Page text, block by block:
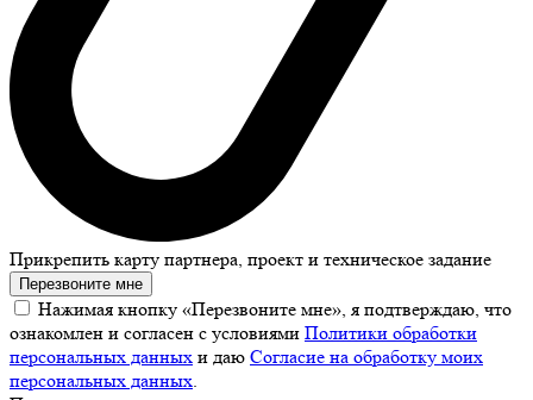
Прикрепить карту партнера, проект и техническое задание
Перезвоните мне
Нажимая кнопку «Перезвоните мне», я подтверждаю, что
ознакомлен и согласен с условиями Политики обработки
персональных данных и даю Согласие на обработку моих
персональных данных